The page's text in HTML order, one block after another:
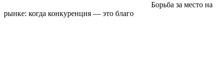
Борьба за место на
рынке: когда конкуренция — это благо